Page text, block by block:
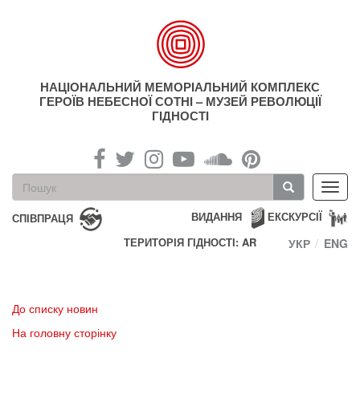
НАЦІОНАЛЬНИЙ МЕМОРІАЛЬНИЙ КОМПЛЕКС
ГЕРОЇВ НЕБЕСНОЇ СОТНІ – МУЗЕЙ РЕВОЛЮЦІЇ
ГІДНОСТІ
Пошукова
форма
Пошук
СПІВПРАЦЯ ЕКСКУРСІЇ
ВИДАННЯ
ТЕРИТОРІЯ ГІДНОСТІ: AR
УКР ENG
До списку новин
На головну сторінку